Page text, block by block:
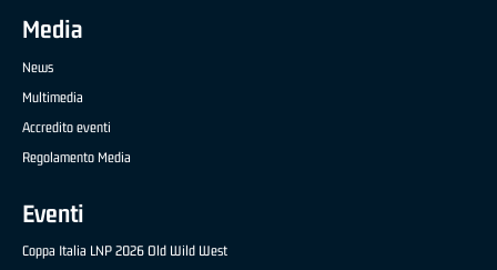
Media
News
Multimedia
Accredito eventi
Regolamento Media
Eventi
Coppa Italia LNP 2026 Old Wild West